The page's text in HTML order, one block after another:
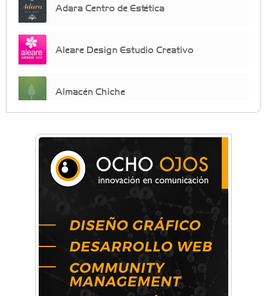
Adara Centro de Estética
Aleare Design Estudio Creativo
Almacén Chiche
crecimiento personal
Arq. Horacio Alejandro Sánchez
Artística ApasionArte